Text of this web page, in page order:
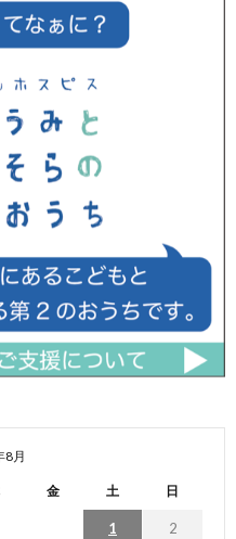
8月
金 土 日
1 2